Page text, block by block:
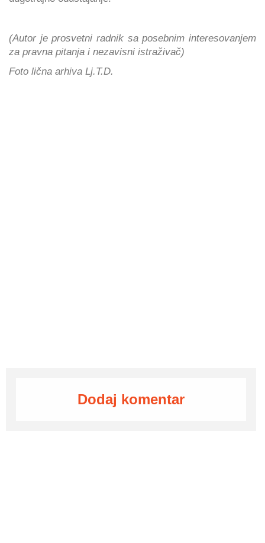
(Autor je prosvetni radnik sa posebnim interesovanjem
za pravna pitanja i nezavisni istraživač)
Foto lična arhiva Lj.T.D.
Dodaj komentar